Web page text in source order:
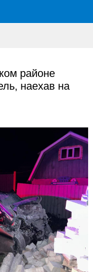
районе
наехав на